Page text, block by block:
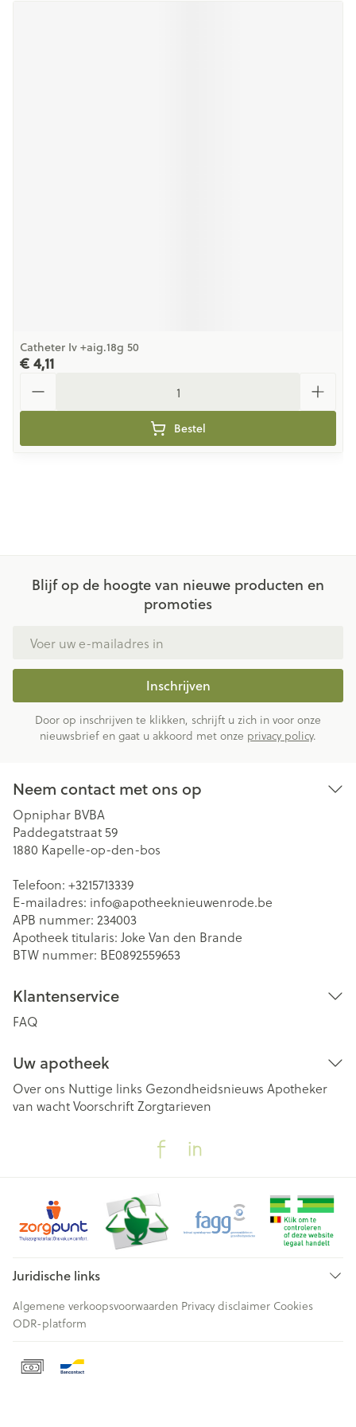
Catheter Iv +aig.18g 50
€ 4,11
Bestel
Blijf op de hoogte van nieuwe producten en
promoties
Inschrijven
Door op inschrijven te klikken, schrijft u zich in voor onze
nieuwsbrief en gaat u akkoord met onze privacy policy.
Neem contact met ons op
Opniphar BVBA
Paddegatstraat 59
1880 Kapelle-op-den-bos
Telefoon: +3215713339
E-mailadres: info@apotheeknieuwenrode.be
APB nummer: 234003
Apotheek titularis: Joke Van den Brande
BTW nummer: BE0892559653
Klantenservice
FAQ
Uw apotheek
Over ons Nuttige links Gezondheidsnieuws Apotheker
van wachtVoorschriftZorgtarieven
Juridische links
Algemene verkoopsvoorwaarden Privacy disclaimer Cookies
ODR-platform